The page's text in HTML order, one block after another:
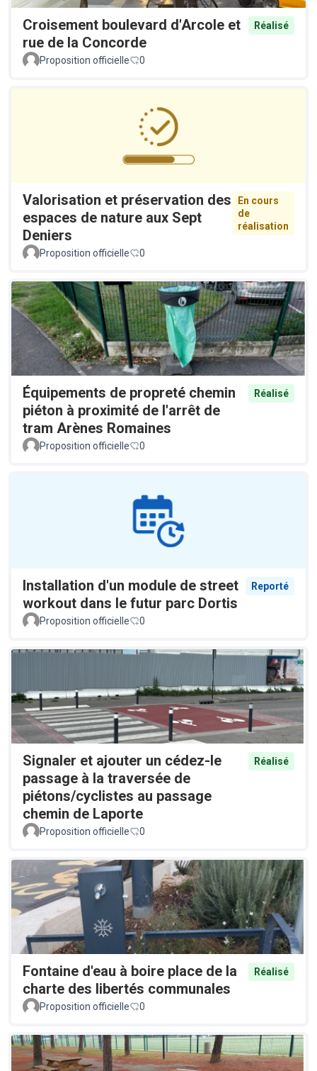
Croisement boulevard d'Arcole et
rue de la Concorde
Réalisé
Proposition officielle 0
Valorisation et préservation des
espaces de nature aux Sept
Deniers
En cours
de
réalisation
Proposition officielle 0
Équipements de propreté chemin
piéton à proximité de l'arrêt de
tram Arènes Romaines
Réalisé
Proposition officielle 0
Installation d'un module de street
workout dans le futur parc Dortis
Reporté
Proposition officielle 0
Signaler et ajouter un cédez-le
passage à la traversée de
piétons/cyclistes au passage
chemin de Laporte
Réalisé
Proposition officielle 0
Fontaine d'eau à boire place de la
charte des libertés communales
Réalisé
Proposition officielle 0